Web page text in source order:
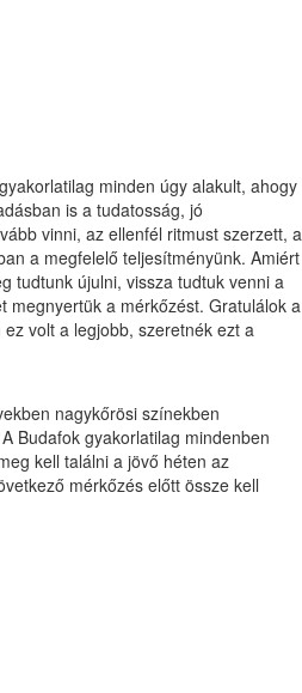
minden úgy alakult, ahogy
is a tudatosság, jó
vinni, az ellenfél ritmust szerzett, a
a megfelelő teljesítményünk. Amiért
tudtunk újulni, vissza tudtuk venni a
megnyertük a mérkőzést. Gratulálok a
volt a legjobb, szeretnék ezt a
nagykőrösi színekben
Budafok gyakorlatilag mindenben
kell találni a jövő héten az
mérkőzés előtt össze kell